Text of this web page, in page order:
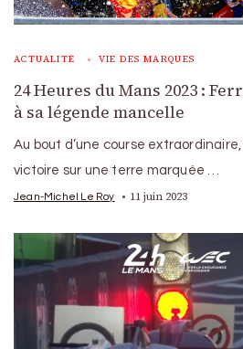
ACTUALITÉ VIE DES MARQUES
24 Heures du Mans 2023 :
à sa légende mancelle
Au bout d’une course
victoire sur une terre marquée …
Jean-Michel Le Roy 11 juin 2023